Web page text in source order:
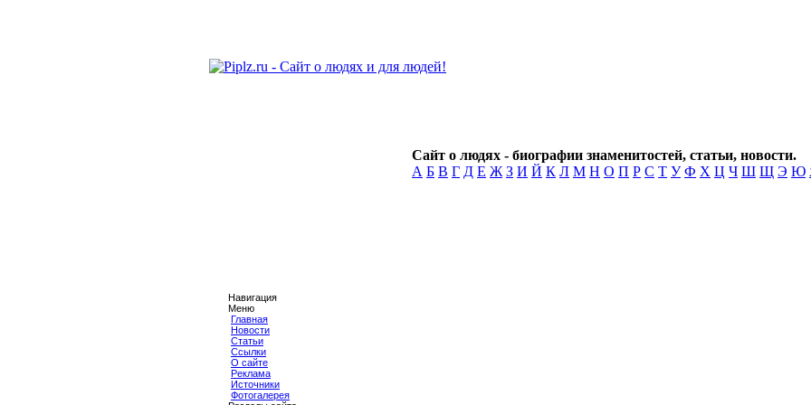
Сайт о людях - биографии знаменитостей, статьи, новости.
А Б В Г Д Е Ж З И Й К Л М Н О П Р С Т У Ф Х Ц Ч Ш Щ Э Ю
Навигация
Меню
Главная
Новости
Статьи
Ссылки
О сайте
Реклама
Источники
Фотогалерея